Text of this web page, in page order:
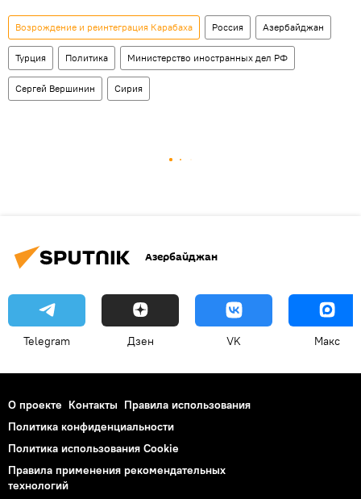
Возрождение и реинтеграция Карабаха Россия Азербайджан
Турция Политика Министерство иностранных дел РФ
Сергей Вершинин Сирия
Азербайджан
Telegram Дзен VK Макс
О проекте Контакты Правила использования
Политика конфиденциальности
Политика использования Cookie
Правила применения рекомендательных
технологий